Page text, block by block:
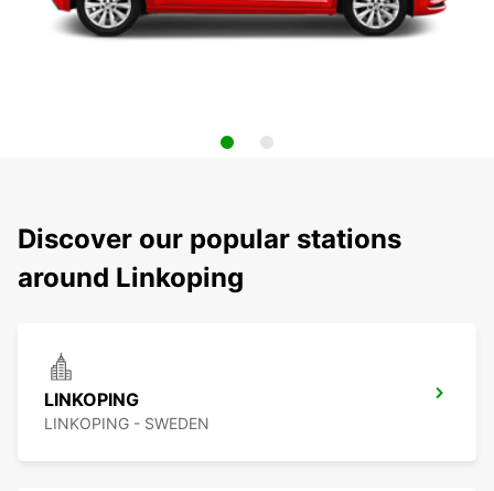
Discover our popular stations
around Linkoping
LINKOPING
LINKOPING - SWEDEN